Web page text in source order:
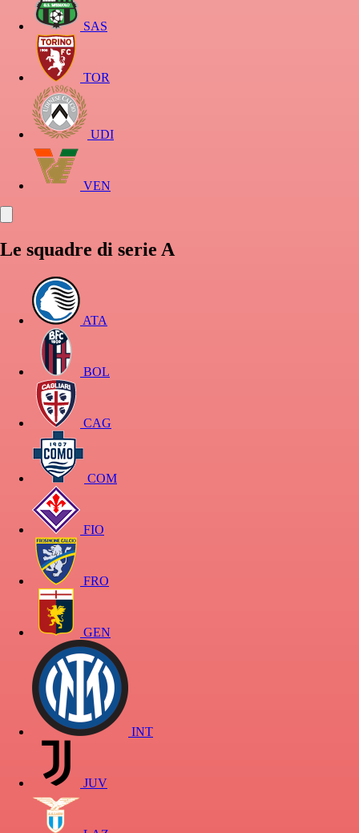
SAS
TOR
UDI
VEN
Le squadre di serie A
ATA
BOL
CAG
COM
FIO
FRO
GEN
INT
JUV